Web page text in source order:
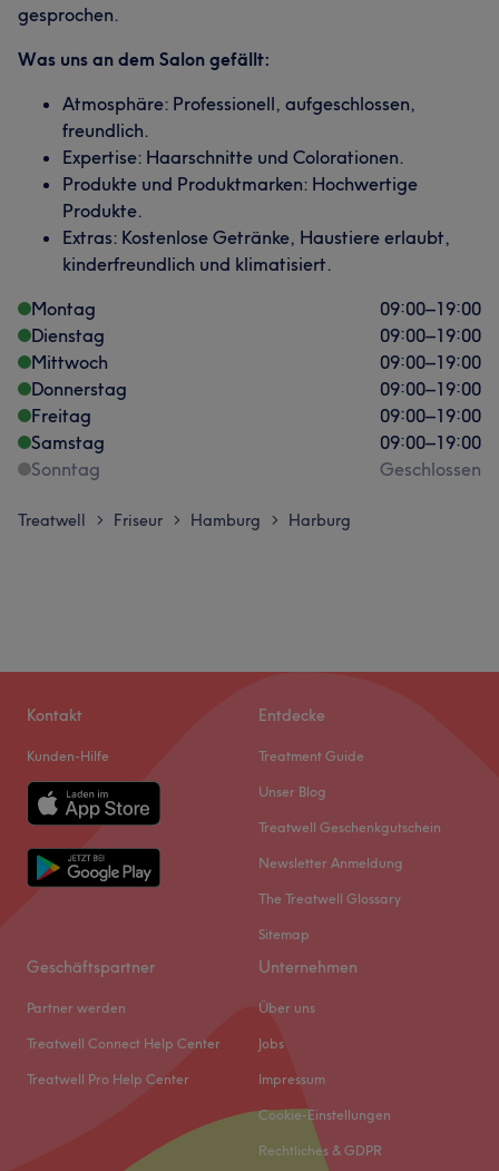
gesprochen.
Was uns an dem Salon gefällt:
Atmosphäre: Professionell, aufgeschlossen,
freundlich.
Expertise: Haarschnitte und Colorationen.
Produkte und Produktmarken: Hochwertige
Produkte.
Extras: Kostenlose Getränke, Haustiere erlaubt,
kinderfreundlich und klimatisiert.
Montag
09:00–19:00
Dienstag
09:00–19:00
Mittwoch
09:00–19:00
Donnerstag
09:00–19:00
Freitag
09:00–19:00
Samstag
09:00–19:00
Sonntag
Geschlossen
Treatwell > Friseur > Hamburg > Harburg
Kontakt
Kunden-Hilfe
Entdecke
Treatment Guide
Unser Blog
Treatwell Geschenkgutschein
Newsletter Anmeldung
The Treatwell Glossary
Sitemap
Geschäftspartner
Partner werden
Treatwell Connect Help Center
Treatwell Pro Help Center
Unternehmen
Über uns
Jobs
Impressum
Cookie-Einstellungen
Rechtliches & GDPR